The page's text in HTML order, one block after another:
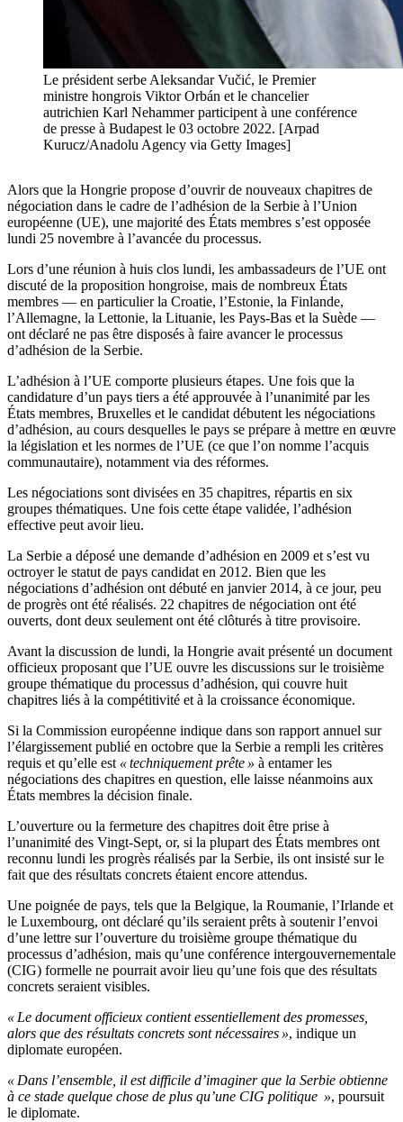
Le président serbe Aleksandar Vučić, le Premier
ministre hongrois Viktor Orbán et le chancelier
autrichien Karl Nehammer participent à une conférence
de presse à Budapest le 03 octobre 2022. [Arpad
Kurucz/Anadolu Agency via Getty Images]
Alors que la Hongrie propose d’ouvrir de nouveaux chapitres de
négociation dans le cadre de l’adhésion de la Serbie à l’Union
européenne (UE), une majorité des États membres s’est opposée
lundi 25 novembre à l’avancée du processus.
Lors d’une réunion à huis clos lundi, les ambassadeurs de l’UE ont
discuté de la proposition hongroise, mais de nombreux États
membres — en particulier la Croatie, l’Estonie, la Finlande,
l’Allemagne, la Lettonie, la Lituanie, les Pays-Bas et la Suède —
ont déclaré ne pas être disposés à faire avancer le processus
d’adhésion de la Serbie.
L’adhésion à l’UE comporte plusieurs étapes. Une fois que la
candidature d’un pays tiers a été approuvée à l’unanimité par les
États membres, Bruxelles et le candidat débutent les négociations
d’adhésion, au cours desquelles le pays se prépare à mettre en œuvre
la législation et les normes de l’UE (ce que l’on nomme l’acquis
communautaire), notamment via des réformes.
Les négociations sont divisées en 35 chapitres, répartis en six
groupes thématiques. Une fois cette étape validée, l’adhésion
effective peut avoir lieu.
La Serbie a déposé une demande d’adhésion en 2009 et s’est vu
octroyer le statut de pays candidat en 2012. Bien que les
négociations d’adhésion ont débuté en janvier 2014, à ce jour, peu
de progrès ont été réalisés. 22 chapitres de négociation ont été
ouverts, dont deux seulement ont été clôturés à titre provisoire.
Avant la discussion de lundi, la Hongrie avait présenté un document
officieux proposant que l’UE ouvre les discussions sur le troisième
groupe thématique du processus d’adhésion, qui couvre huit
chapitres liés à la compétitivité et à la croissance économique.
Si la Commission européenne indique dans son rapport annuel sur
l’élargissement publié en octobre que la Serbie a rempli les critères
requis et qu’elle est « techniquement prête » à entamer les
négociations des chapitres en question, elle laisse néanmoins aux
États membres la décision finale.
L’ouverture ou la fermeture des chapitres doit être prise à
l’unanimité des Vingt-Sept, or, si la plupart des États membres ont
reconnu lundi les progrès réalisés par la Serbie, ils ont insisté sur le
fait que des résultats concrets étaient encore attendus.
Une poignée de pays, tels que la Belgique, la Roumanie, l’Irlande et
le Luxembourg, ont déclaré qu’ils seraient prêts à soutenir l’envoi
d’une lettre sur l’ouverture du troisième groupe thématique du
processus d’adhésion, mais qu’une conférence intergouvernementale
(CIG) formelle ne pourrait avoir lieu qu’une fois que des résultats
concrets seraient visibles.
« Le document officieux contient essentiellement des promesses,
alors que des résultats concrets sont nécessaires », indique un
diplomate européen.
« Dans l’ensemble, il est difficile d’imaginer que la Serbie obtienne
à ce stade quelque chose de plus qu’une CIG politique », poursuit
le diplomate.